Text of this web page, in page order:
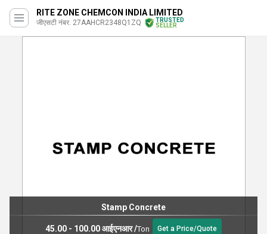
RITE ZONE CHEMCON INDIA LIMITED
जीएसटी नंबर. 27AAHCR2348Q1ZQ
TRUSTED
SELLER
Stamp Concrete
45.00 - 100.00 आईएनआर/Ton Get a Price/Quote